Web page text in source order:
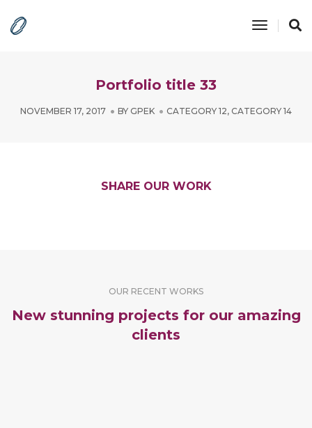
Toggle
Portfolio title 33
NOVEMBER 17, 2017 BY GPEK CATEGORY 12, CATEGORY 14
SHARE OUR WORK
OUR RECENT WORKS
New stunning projects for our amazing
clients